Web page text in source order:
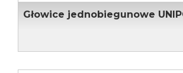
Głowice jednobiegunowe